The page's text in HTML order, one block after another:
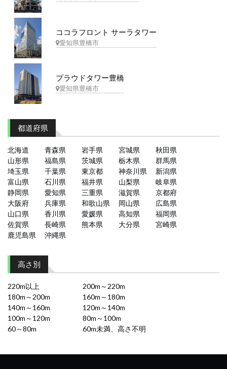
ココラフロント サーラタワー
愛知県豊橋市
プラウドタワー豊橋
愛知県豊橋市
都道府県
北海道 青森県 岩手県 宮城県
秋田県
山形県
福島県 茨城県 栃木県
群馬県
埼玉県
千葉県 東京都 神奈川県
新潟県
富山県
石川県 福井県 山梨県
岐阜県
静岡県
愛知県 三重県 滋賀県
京都府
大阪府
兵庫県 和歌山県 岡山県
広島県
山口県
香川県 愛媛県 高知県
福岡県
佐賀県
長崎県 熊本県 大分県
宮崎県
鹿児島県
沖縄県
高さ別
220m以上
200m～220m
180m～200m
160m～180m
140m～160m
120m～140m
100m～120m
80m～100m
60～80m
60m未満、高さ不明